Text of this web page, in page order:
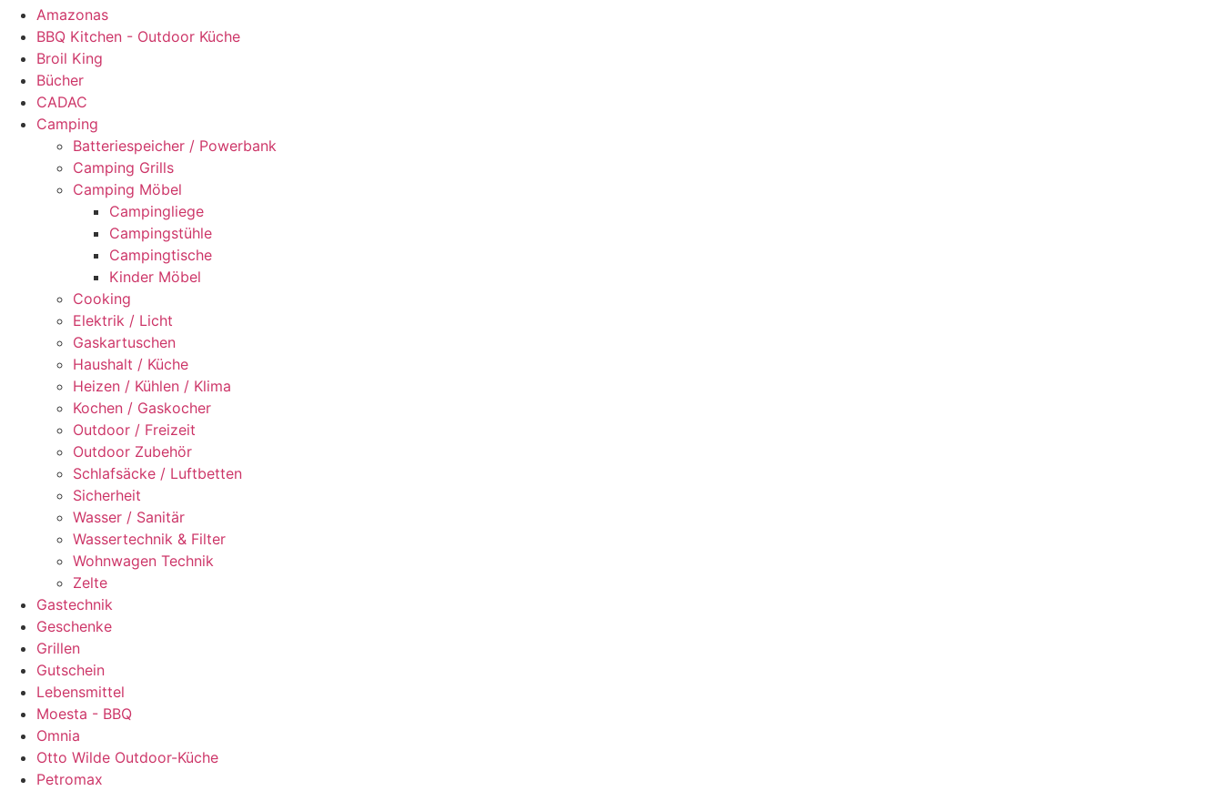
Amazonas
BBQ Kitchen - Outdoor Küche
Broil King
Bücher
CADAC
Camping
Batteriespeicher / Powerbank
Camping Grills
Camping Möbel
Campingliege
Campingstühle
Campingtische
Kinder Möbel
Cooking
Elektrik / Licht
Gaskartuschen
Haushalt / Küche
Heizen / Kühlen / Klima
Kochen / Gaskocher
Outdoor / Freizeit
Outdoor Zubehör
Schlafsäcke / Luftbetten
Sicherheit
Wasser / Sanitär
Wassertechnik & Filter
Wohnwagen Technik
Zelte
Gastechnik
Geschenke
Grillen
Gutschein
Lebensmittel
Moesta - BBQ
Omnia
Otto Wilde Outdoor-Küche
Petromax